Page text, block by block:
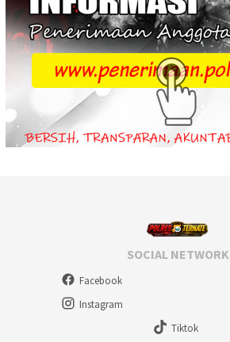
SOCIAL NETWORK
Facebook
Instagram
Tiktok